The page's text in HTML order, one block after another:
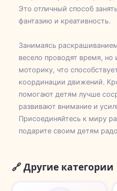
Это отличный способ
фантазию и креативность.
Занимаясь
весело проводят время,
моторику, что
координации движений.
помогают детям лучше
развивают внимание и
Присоединяйтесь к миру
подарите своим детям
🔗 Другие категории